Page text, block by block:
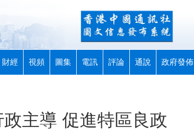
財經 視頻 圖集 電訊 評論 通說 政府發佈
主導 促進特區良政